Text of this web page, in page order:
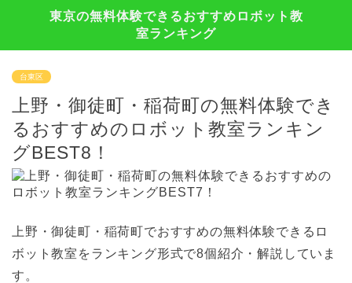
東京の無料体験できるおすすめロボット教
室ランキング
台東区
上野・御徒町・稲荷町の無料体験でき
るおすすめのロボット教室ランキン
グBEST8！
上野・御徒町・稲荷町でおすすめの無料体験できるロ
ボット教室をランキング形式で8個紹介・解説していま
す。